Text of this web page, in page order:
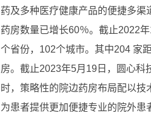
药及多种医疗健康产品的便捷多
药房数量已增长60％。截止2022
个省份，102个城市。其中204 家
房。截止2023年5月19日，圆心科
时，策略性的院边药房布局配以
为患者提供更加便捷专业的院外